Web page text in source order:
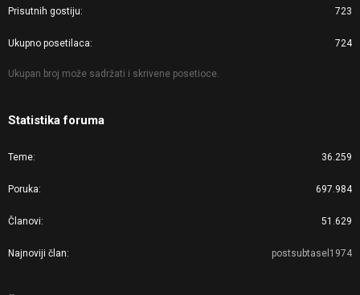
Prisutnih gostiju 723
Ukupno posetilaca 724
Ukupan broj može sadržati i skrivene posetioce.
Statistika foruma
Teme 36.259
Poruka 697.984
Članovi 51.629
Najnoviji član postsubtasel1974